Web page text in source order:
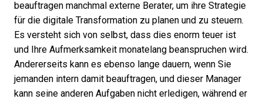
beauftragen manchmal externe Berater, um ihre Strategie
für die digitale Transformation zu planen und zu steuern.
Es versteht sich von selbst, dass dies enorm teuer ist
und Ihre Aufmerksamkeit monatelang beanspruchen wird.
Andererseits kann es ebenso lange dauern, wenn Sie
jemanden intern damit beauftragen, und dieser Manager
kann seine anderen Aufgaben nicht erledigen, während er